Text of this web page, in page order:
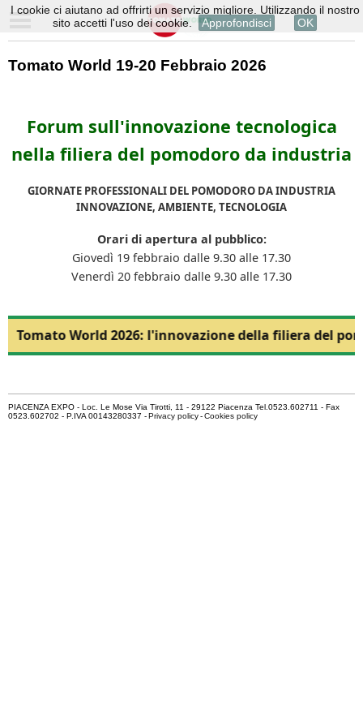
Tomato World 19-20 Febbraio 2026
Forum sull'innovazione tecnologica
nella filiera del pomodoro da industria
GIORNATE PROFESSIONALI DEL POMODORO DA INDUSTRIA
INNOVAZIONE, AMBIENTE, TECNOLOGIA
Orari di apertura al pubblico:
Giovedì 19 febbraio dalle 9.30 alle 17.30
Venerdì 20 febbraio dalle 9.30 alle 17.30
Tomato World 2026: l'innovazione della filiera del
PIACENZA EXPO - Loc. Le Mose Via Tirotti, 11 - 29122 Piacenza Tel.0523.602711 - Fax
0523.602702 - P.IVA 00143280337 -Privacy policy-Cookies policy
I cookie ci aiutano ad offrirti un servizio migliore. Utilizzando il nostro
sito accetti l'uso dei cookie.
Approfondisci OK